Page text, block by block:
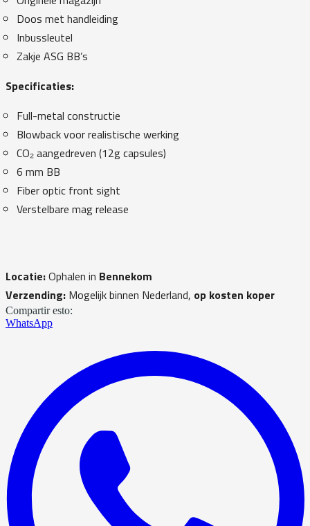
Doos met handleiding
Inbussleutel
Zakje ASG BB’s
Specificaties:
Full-metal constructie
Blowback voor realistische werking
CO₂ aangedreven (12g capsules)
6 mm BB
Fiber optic front sight
Verstelbare mag release
Locatie:Ophalen in Bennekom
Verzending: Mogelijk binnen Nederland, op kosten koper
Compartir esto:
WhatsApp